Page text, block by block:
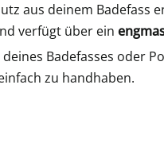
aus deinem Badefass
verfügt über ein
deines Badefasses oder
zu handhaben.